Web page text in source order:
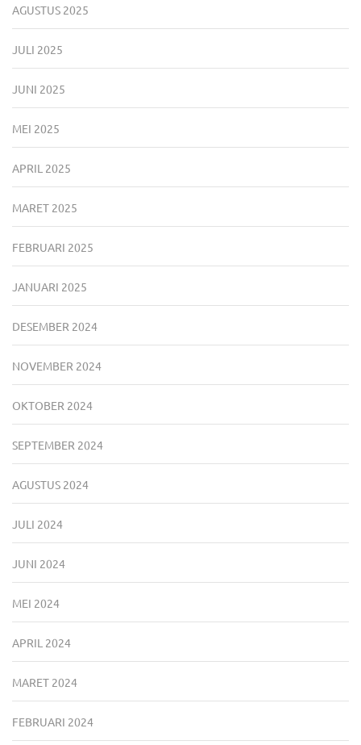
AGUSTUS 2025
JULI 2025
JUNI 2025
MEI 2025
APRIL 2025
MARET 2025
FEBRUARI 2025
JANUARI 2025
DESEMBER 2024
NOVEMBER 2024
OKTOBER 2024
SEPTEMBER 2024
AGUSTUS 2024
JULI 2024
JUNI 2024
MEI 2024
APRIL 2024
MARET 2024
FEBRUARI 2024